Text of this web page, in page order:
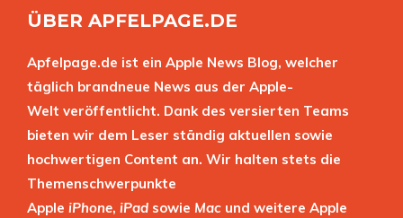
ÜBER APFELPAGE.DE
Apfelpage.de ist ein Apple News Blog, welcher
täglich brandneue News aus der Apple-
Welt veröffentlicht. Dank des versierten Teams
bieten wir dem Leser ständig aktuellen sowie
hochwertigen Content an. Wir halten stets die
Themenschwerpunkte
Apple iPhone, iPad sowie Mac und weitere Apple